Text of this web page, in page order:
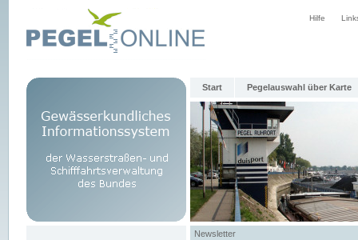
Hilfe
Start Pegelauswahl über Karte
Newsletter